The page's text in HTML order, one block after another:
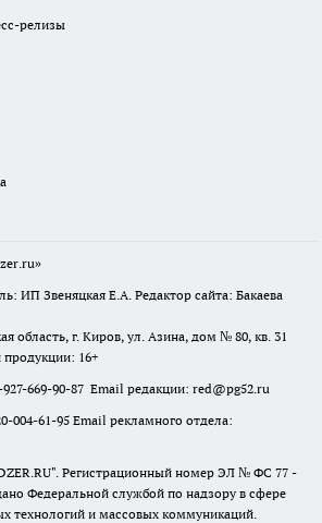
релизы
ИП Звеняцкая Е.А. Редактор сайта: Бакаева
область, г. Киров, ул. Азина, дом № 80, кв. 31
16+
669-90-87 Email редакции: red@pg52.ru
004-61-95 Email рекламного отдела:
". Регистрационный номер ЭЛ № ФС 77 -
Федеральной службой по надзору в сфере
технологий и массовых коммуникаций.